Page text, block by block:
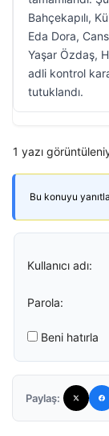
Bahçekapılı,
Eda Dora,
Yaşar Özdaş,
adli kontrol
tutuklandı.
1 yazı
Bu konuyu
Kullanıcı adı:
Parola:
Beni hatırla
Paylaş: